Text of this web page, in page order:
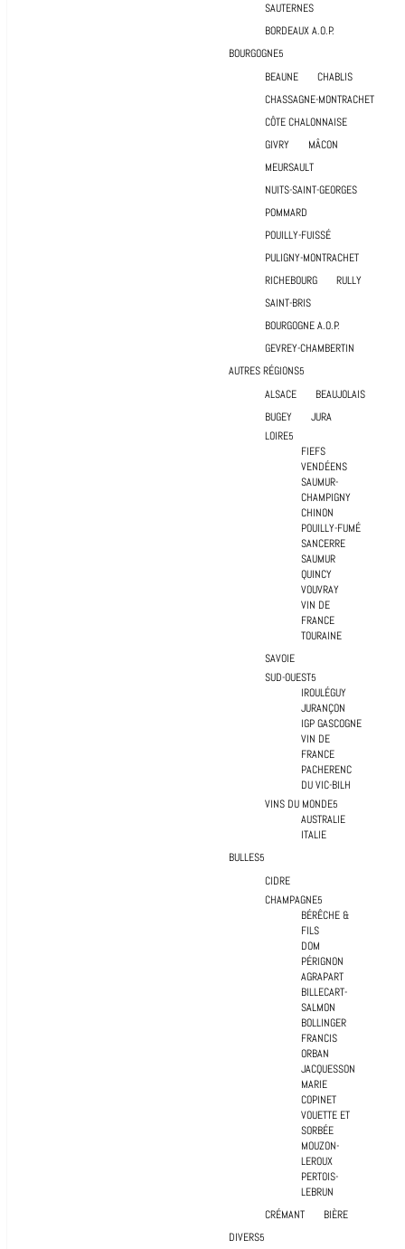
SAUTERNES
BORDEAUX A.O.P.
BOURGOGNE
BEAUNE
CHABLIS
CHASSAGNE-MONTRACHET
CÔTE CHALONNAISE
GIVRY
MÂCON
MEURSAULT
NUITS-SAINT-GEORGES
POMMARD
POUILLY-FUISSÉ
PULIGNY-MONTRACHET
RICHEBOURG
RULLY
SAINT-BRIS
BOURGOGNE A.O.P.
GEVREY-CHAMBERTIN
AUTRES RÉGIONS
ALSACE
BEAUJOLAIS
BUGEY
JURA
LOIRE
FIEFS
VENDÉENS
SAUMUR-
CHAMPIGNY
CHINON
POUILLY-FUMÉ
SANCERRE
SAUMUR
QUINCY
VOUVRAY
VIN DE
FRANCE
TOURAINE
SAVOIE
SUD-OUEST
IROULÉGUY
JURANÇON
IGP GASCOGNE
VIN DE
FRANCE
PACHERENC
DU VIC-BILH
VINS DU MONDE
AUSTRALIE
ITALIE
BULLES
CIDRE
CHAMPAGNE
BÉRÊCHE &
FILS
DOM
PÉRIGNON
AGRAPART
BILLECART-
SALMON
BOLLINGER
FRANCIS
ORBAN
JACQUESSON
MARIE
COPINET
VOUETTE ET
SORBÉE
MOUZON-
LEROUX
PERTOIS-
LEBRUN
CRÉMANT
BIÈRE
DIVERS